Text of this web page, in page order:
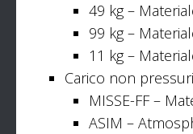
49 kg –
99 kg –
11 kg –
Carico non
MISSE-FF –
ASIM –